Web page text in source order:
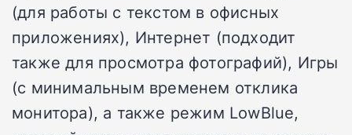
(для работы с текстом в офисных
приложениях), Интернет (подходит
также для просмотра фотографий), Игры
(с минимальным временем отклика
монитора), а также режим LowBlue,